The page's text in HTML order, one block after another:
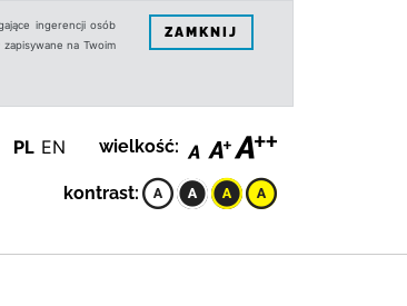
ingerencji osób
na Twoim
ZAMKNIJ
PL EN wielkość:
kontrast: